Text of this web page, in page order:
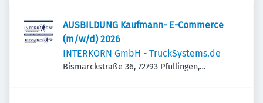
AUSBILDUNG Kaufmann- E-Commerce
(m/w/d) 2026
INTERKORN GmbH - TruckSystems.de
Bismarckstraße 36, 72793 Pfullingen,